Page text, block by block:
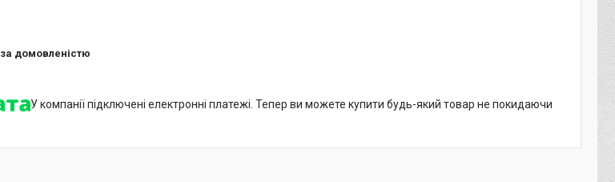
за домовленістю
У компанії підключені електронні платежі. Тепер ви можете купити будь-який товар не покидаючи